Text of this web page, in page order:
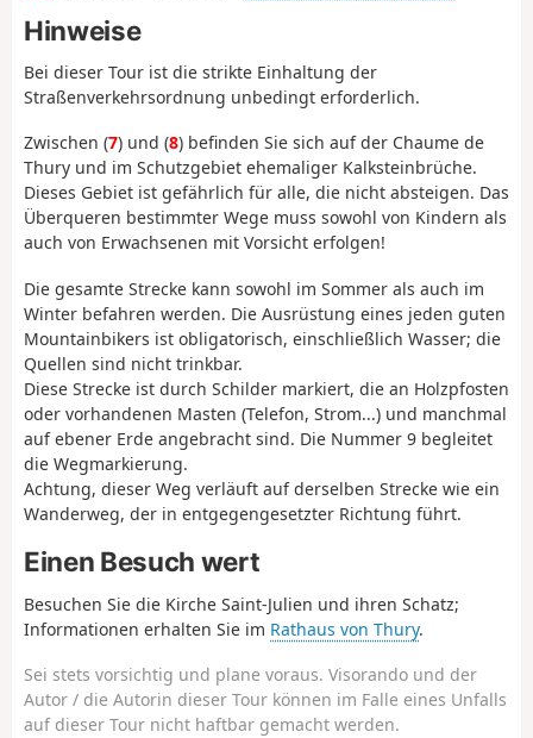
Hinweise
Bei dieser Tour ist die strikte Einhaltung der
Straßenverkehrsordnung unbedingt erforderlich.
Zwischen (7) und (8) befinden Sie sich auf der Chaume de
Thury und im Schutzgebiet ehemaliger Kalksteinbrüche.
Dieses Gebiet ist gefährlich für alle, die nicht absteigen. Das
Überqueren bestimmter Wege muss sowohl von Kindern als
auch von Erwachsenen mit Vorsicht erfolgen!
Die gesamte Strecke kann sowohl im Sommer als auch im
Winter befahren werden. Die Ausrüstung eines jeden guten
Mountainbikers ist obligatorisch, einschließlich Wasser; die
Quellen sind nicht trinkbar.
Diese Strecke ist durch Schilder markiert, die an Holzpfosten
oder vorhandenen Masten (Telefon, Strom...) und manchmal
auf ebener Erde angebracht sind. Die Nummer 9 begleitet
die Wegmarkierung.
Achtung, dieser Weg verläuft auf derselben Strecke wie ein
Wanderweg, der in entgegengesetzter Richtung führt.
Einen Besuch wert
Besuchen Sie die Kirche Saint-Julien und ihren Schatz;
Informationen erhalten Sie im Rathaus von Thury.
Sei stets vorsichtig und plane voraus. Visorando und der
Autor / die Autorin dieser Tour können im Falle eines Unfalls
auf dieser Tour nicht haftbar gemacht werden.